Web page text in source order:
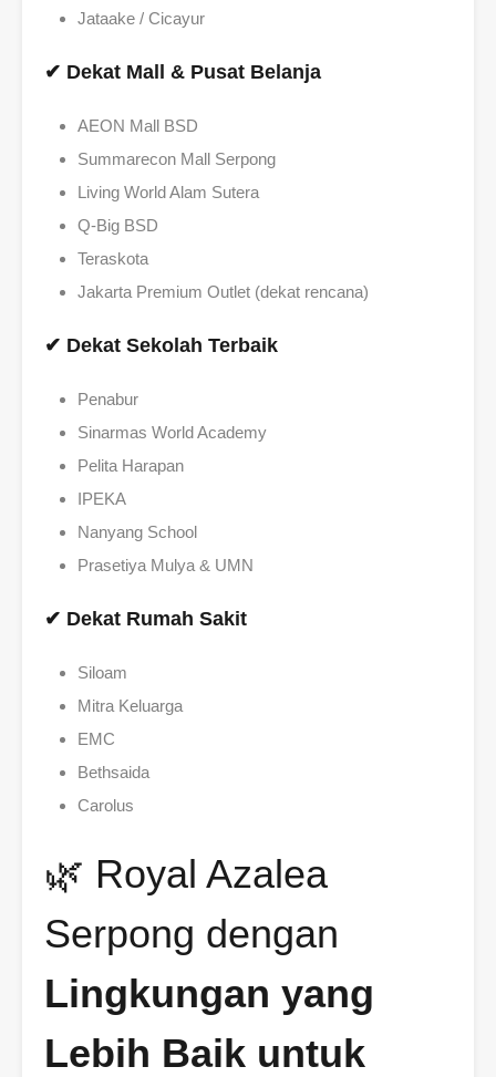
Jataake / Cicayur
✔ Dekat Mall & Pusat Belanja
AEON Mall BSD
Summarecon Mall Serpong
Living World Alam Sutera
Q-Big BSD
Teraskota
Jakarta Premium Outlet (dekat rencana)
✔ Dekat Sekolah Terbaik
Penabur
Sinarmas World Academy
Pelita Harapan
IPEKA
Nanyang School
Prasetiya Mulya & UMN
✔ Dekat Rumah Sakit
Siloam
Mitra Keluarga
EMC
Bethsaida
Carolus
🌿 Royal Azalea
Serpong dengan
Lingkungan yang
Lebih Baik untuk